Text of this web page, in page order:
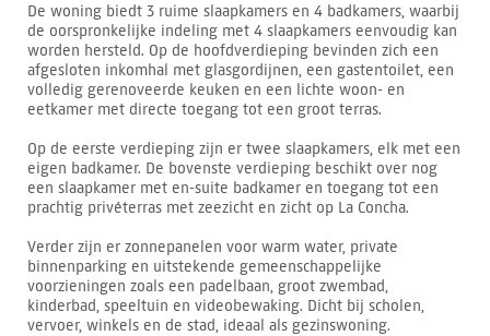
De woning biedt 3 ruime slaapkamers en 4 badkamers, waarbij
de oorspronkelijke indeling met 4 slaapkamers eenvoudig kan
worden hersteld. Op de hoofdverdieping bevinden zich een
afgesloten inkomhal met glasgordijnen, een gastentoilet, een
volledig gerenoveerde keuken en een lichte woon- en
eetkamer met directe toegang tot een groot terras.
Op de eerste verdieping zijn er twee slaapkamers, elk met een
eigen badkamer. De bovenste verdieping beschikt over nog
een slaapkamer met en-suite badkamer en toegang tot een
prachtig privéterras met zeezicht en zicht op La Concha.
Verder zijn er zonnepanelen voor warm water, private
binnenparking en uitstekende gemeenschappelijke
voorzieningen zoals een padelbaan, groot zwembad,
kinderbad, speeltuin en videobewaking. Dicht bij scholen,
vervoer, winkels en de stad, ideaal als gezinswoning.